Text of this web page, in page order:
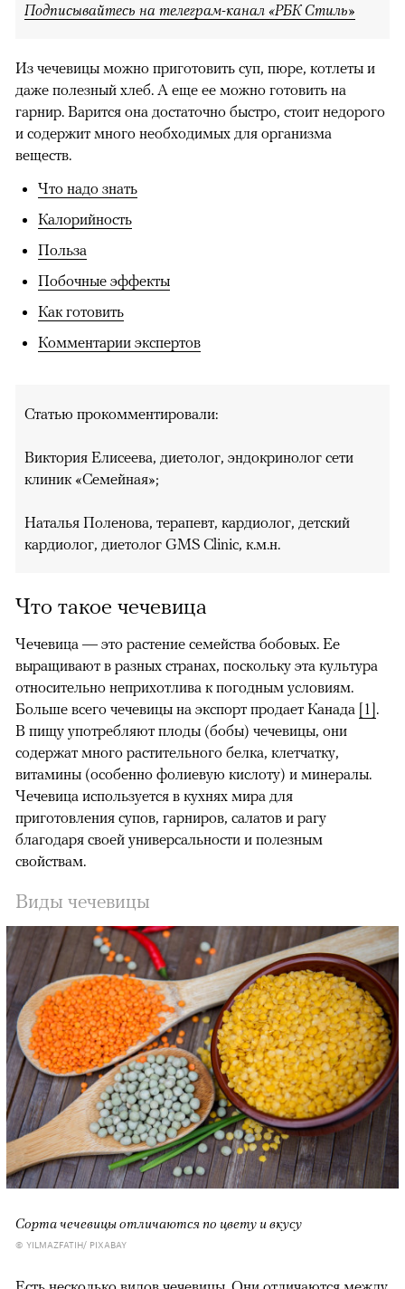
Подписывайтесь на телеграм-канал «РБК Стиль»
Из чечевицы можно приготовить суп, пюре, котлеты и
даже полезный хлеб. А еще ее можно готовить на
гарнир. Варится она достаточно быстро, стоит недорого
и содержит много необходимых для организма
веществ.
Что надо знать
Калорийность
Польза
Побочные эффекты
Как готовить
Комментарии экспертов
Статью прокомментировали:
Виктория Елисеева, диетолог, эндокринолог сети
клиник «Семейная»;
Наталья Поленова, терапевт, кардиолог, детский
кардиолог, диетолог GMS Clinic, к.м.н.
Что такое чечевица
Чечевица — это растение семейства бобовых. Ее
выращивают в разных странах, поскольку эта культура
относительно неприхотлива к погодным условиям.
Больше всего чечевицы на экспорт продает Канада [1].
В пищу употребляют плоды (бобы) чечевицы, они
содержат много растительного белка, клетчатку,
витамины (особенно фолиевую кислоту) и минералы.
Чечевица используется в кухнях мира для
приготовления супов, гарниров, салатов и рагу
благодаря своей универсальности и полезным
свойствам.
Виды чечевицы
Сорта чечевицы отличаются по цвету и вкусу
© YILMAZFATIH/ PIXABAY